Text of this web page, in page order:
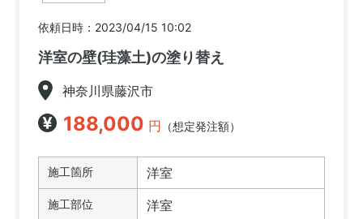
依頼日時：2023/04/15 10:02
洋室の壁(珪藻土)の塗り替え
神奈川県藤沢市
188,000 円 （想定発注額）
施工箇所 洋室
施工部位 洋室